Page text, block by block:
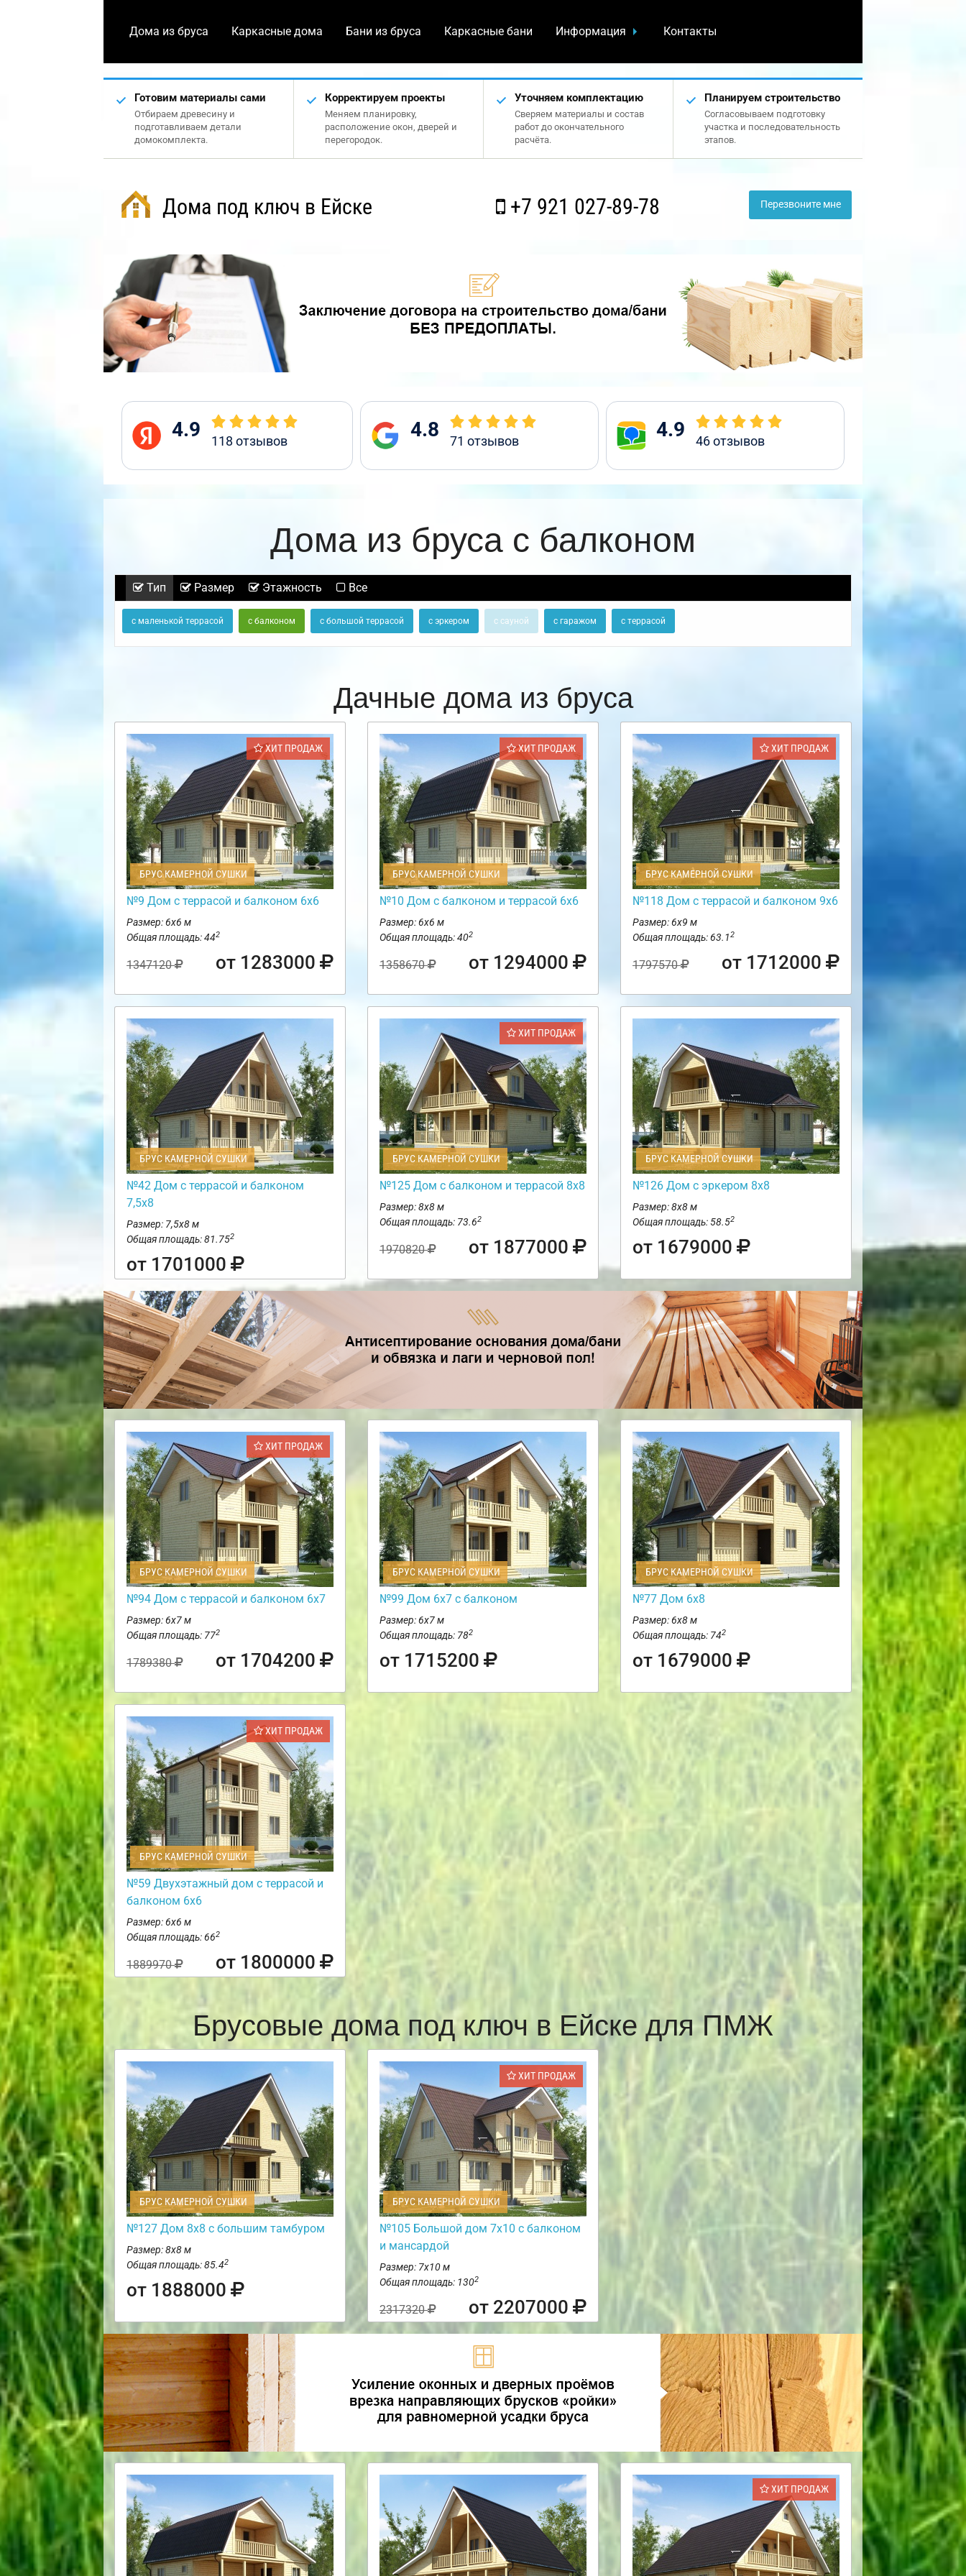
Дома из бруса Каркасные дома Бани из бруса Каркасные бани Информация Контакты
Готовим материалы сами
Отбираем древесину и
подготавливаем детали
домокомплекта.
Корректируем проекты
Меняем планировку,
расположение окон, дверей и
перегородок.
Уточняем комплектацию
Сверяем материалы и состав
работ до окончательного
расчёта.
Планируем строительство
Согласовываем подготовку
участка и последовательность
этапов.
Дома под ключ в Ейске +7 921 027-89-78 Перезвоните мне
4.9 118 отзывов 4.8 71 отзывов 4.9 46отзывов
Дома из бруса с балконом
Тип Размер Этажность Все
с маленькой террасой с балконом с большой террасой с эркером с сауной с гаражом с террасой
Дачные дома из бруса
ХИТ ПРОДАЖ
БРУС КАМЕРНОЙ СУШКИ
№9 Дом с террасой и балконом 6х6
Размер: 6х6 м
Общая площадь: 442
1347120 от 1283000
ХИТ ПРОДАЖ
БРУС КАМЕРНОЙ СУШКИ
№10 Дом с балконом и террасой 6х6
Размер: 6х6 м
Общая площадь: 402
1358670 от 1294000
ХИТ ПРОДАЖ
БРУС КАМЕРНОЙ СУШКИ
№118 Дом с террасой и балконом 9х6
Размер: 6х9 м
Общая площадь: 63.12
1797570 от 1712000
БРУС КАМЕРНОЙ СУШКИ
№42 Дом с террасой и балконом
7,5х8
Размер: 7,5х8 м
Общая площадь: 81.752
от 1701000
ХИТ ПРОДАЖ
БРУС КАМЕРНОЙ СУШКИ
№125 Дом с балконом и террасой 8х8
Размер: 8х8 м
Общая площадь: 73.62
1970820 от 1877000
БРУС КАМЕРНОЙ СУШКИ
№126 Дом с эркером 8х8
Размер: 8х8 м
Общая площадь: 58.52
от 1679000
ХИТ ПРОДАЖ
БРУС КАМЕРНОЙ СУШКИ
№94 Дом с террасой и балконом 6х7
Размер: 6х7 м
Общая площадь: 772
1789380 от 1704200
БРУС КАМЕРНОЙ СУШКИ
№99 Дом 6х7 с балконом
Размер: 6х7 м
Общая площадь: 782
от 1715200
БРУС КАМЕРНОЙ СУШКИ
№77 Дом 6х8
Размер: 6х8 м
Общая площадь: 742
от 1679000
ХИТ ПРОДАЖ
БРУС КАМЕРНОЙ СУШКИ
№59 Двухэтажный дом с террасой и
балконом 6х6
Размер: 6х6 м
Общая площадь: 662
1889970 от 1800000
Брусовые дома под ключ в Ейске для ПМЖ
БРУС КАМЕРНОЙ СУШКИ
№127 Дом 8х8 с большим тамбуром
Размер: 8х8 м
Общая площадь: 85.42
от 1888000
ХИТ ПРОДАЖ
БРУС КАМЕРНОЙ СУШКИ
№105 Большой дом 7х10 с балконом
и мансардой
Размер: 7х10 м
Общая площадь: 1302
2317320 от 2207000
ХИТ ПРОДАЖ